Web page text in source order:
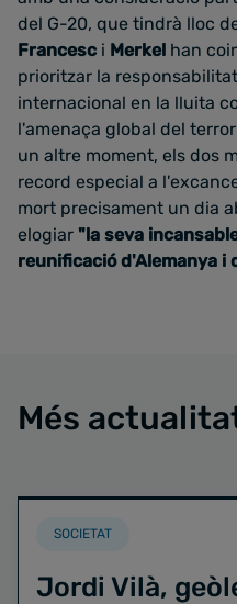
del G-20, que tindrà lloc
Francesc i Merkel han
prioritzar la
internacional en la lluita
l'amenaça global del
un altre moment, els dos
record especial a
mort precisament un dia
elogiar "la seva
reunificació d'Alemanya i
Més
SOCIETAT
Jordi Vilà,